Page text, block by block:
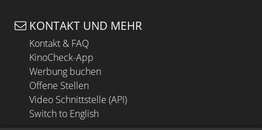
KONTAKT UND MEHR
Kontakt & FAQ
KinoCheck-App
Werbung buchen
Offene Stellen
Video Schnittstelle (API)
Switch to English